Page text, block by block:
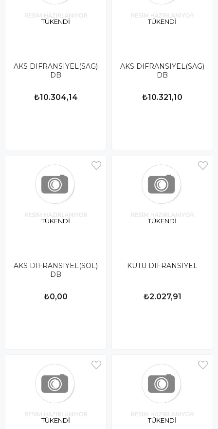
TÜKENDI
AKS DIFRANSIYEL(SAG)
DB
₺10.304,14
TÜKENDI
AKS DIFRANSIYEL(SAG)
DB
₺10.321,10
TÜKENDI
AKS DIFRANSIYEL(SOL)
DB
₺0,00
TÜKENDI
KUTU DIFRANSIYEL
₺2.027,91
TÜKENDI TÜKENDI